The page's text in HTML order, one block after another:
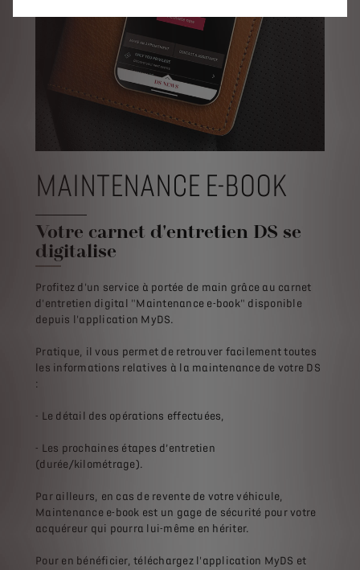
MAINTENANCE E-BOOK
Votre carnet d'entretien DS se
digitalise
Profitez d'un service à portée de main grâce au carnet
d'entretien digital "Maintenance e-book" disponible
depuis l'application MyDS.
Pratique, il vous permet de retrouver facilement toutes
les informations relatives à la maintenance de votre DS
:
- Le détail des opérations effectuées,
- Les prochaines étapes d’entretien
(durée/kilométrage).
Par ailleurs, en cas de revente de votre véhicule,
Maintenance e-book est un gage de sécurité pour votre
acquéreur qui pourra lui-même en hériter.
Pour en bénéficier, téléchargez l'application MyDS et